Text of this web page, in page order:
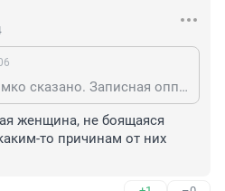
Про политика то громко сказано. Записная оппонентка для галочки и фона. Любопытно когда гражданочка Кызыл последний раз посещала.
женщина, не боящаяся
то причинам от них